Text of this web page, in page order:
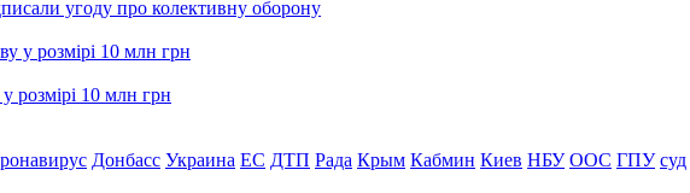
угоду про колективну оборону
розмірі 10 млн грн
Донбасс Украина ЕС ДТП Рада Крым Кабмин Киев НБУ ООС ГПУ суд